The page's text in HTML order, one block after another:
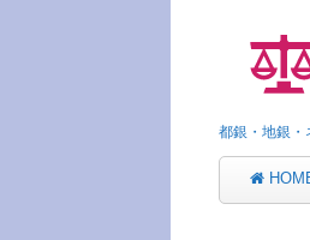
都銀・地銀・